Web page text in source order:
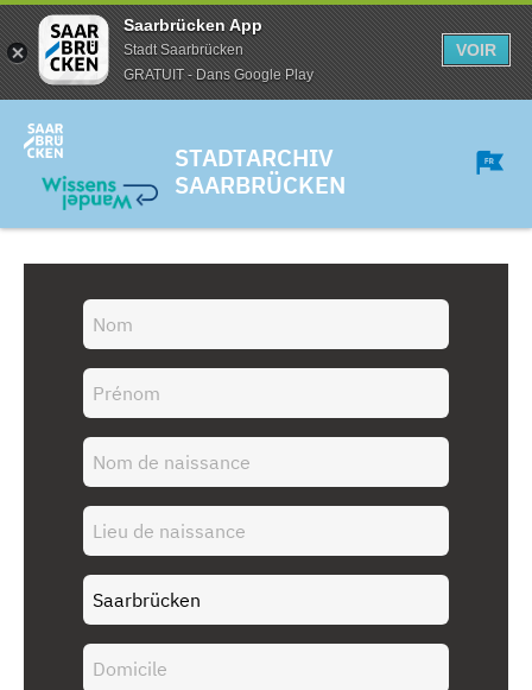
Saarbrücken App
Stadt Saarbrücken
GRATUIT - Dans Google Play
VOIR
STADTARCHIV
SAARBRÜCKEN